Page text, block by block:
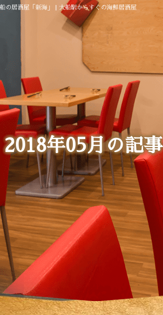
の居酒屋「新海」 | 大船駅からすぐの海鮮居酒屋
2018年05月の記事